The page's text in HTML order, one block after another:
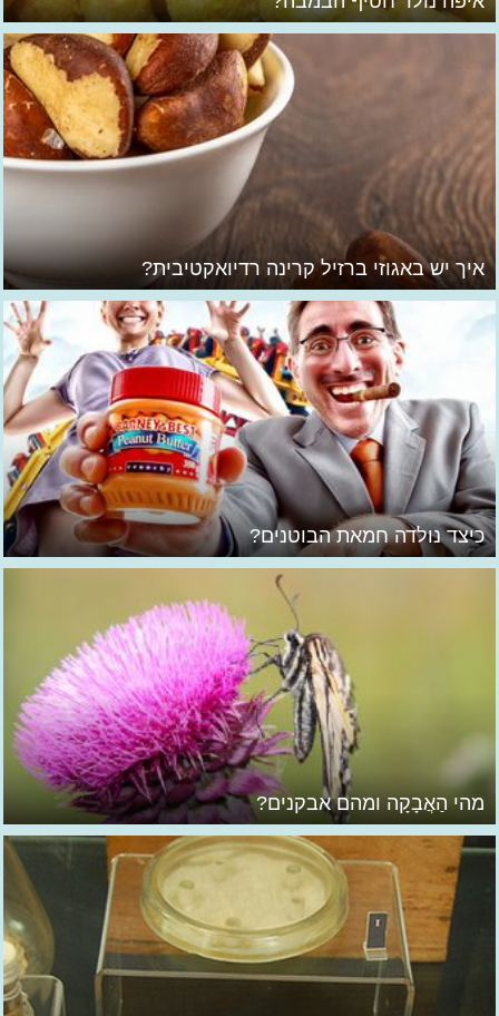
איך יש באגוזי ברזיל קרינה רדיואקטיבית?
כיצד נולדה חמאת הבוטנים?
מהי הַאֲבָקָה ומהם אבקנים?